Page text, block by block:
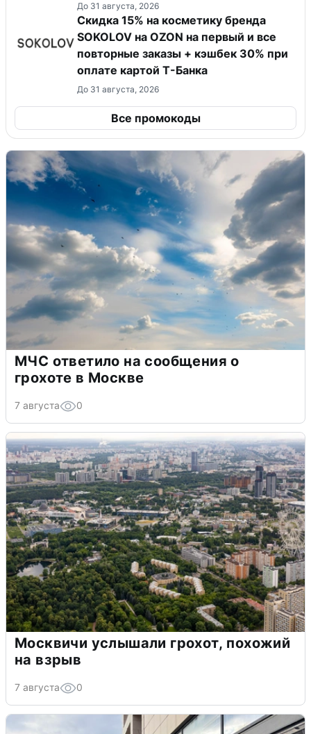
До 31 августа, 2026
Скидка 15% на косметику бренда
SOKOLOV на OZON на первый и все
повторные заказы + кэшбек 30% при
оплате картой Т-Банка
До 31 августа, 2026
Все промокоды
МЧС ответило на сообщения о
грохоте в Москве
7 августа 0
Москвичи услышали грохот, похожий
на взрыв
7 августа 0